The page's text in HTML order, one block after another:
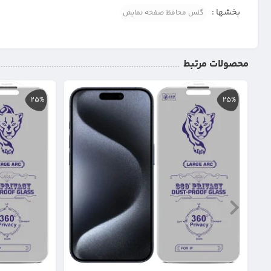
بخشها : گلس محافظ صفحه نمایش
محصولات مرتبط
25%
25%